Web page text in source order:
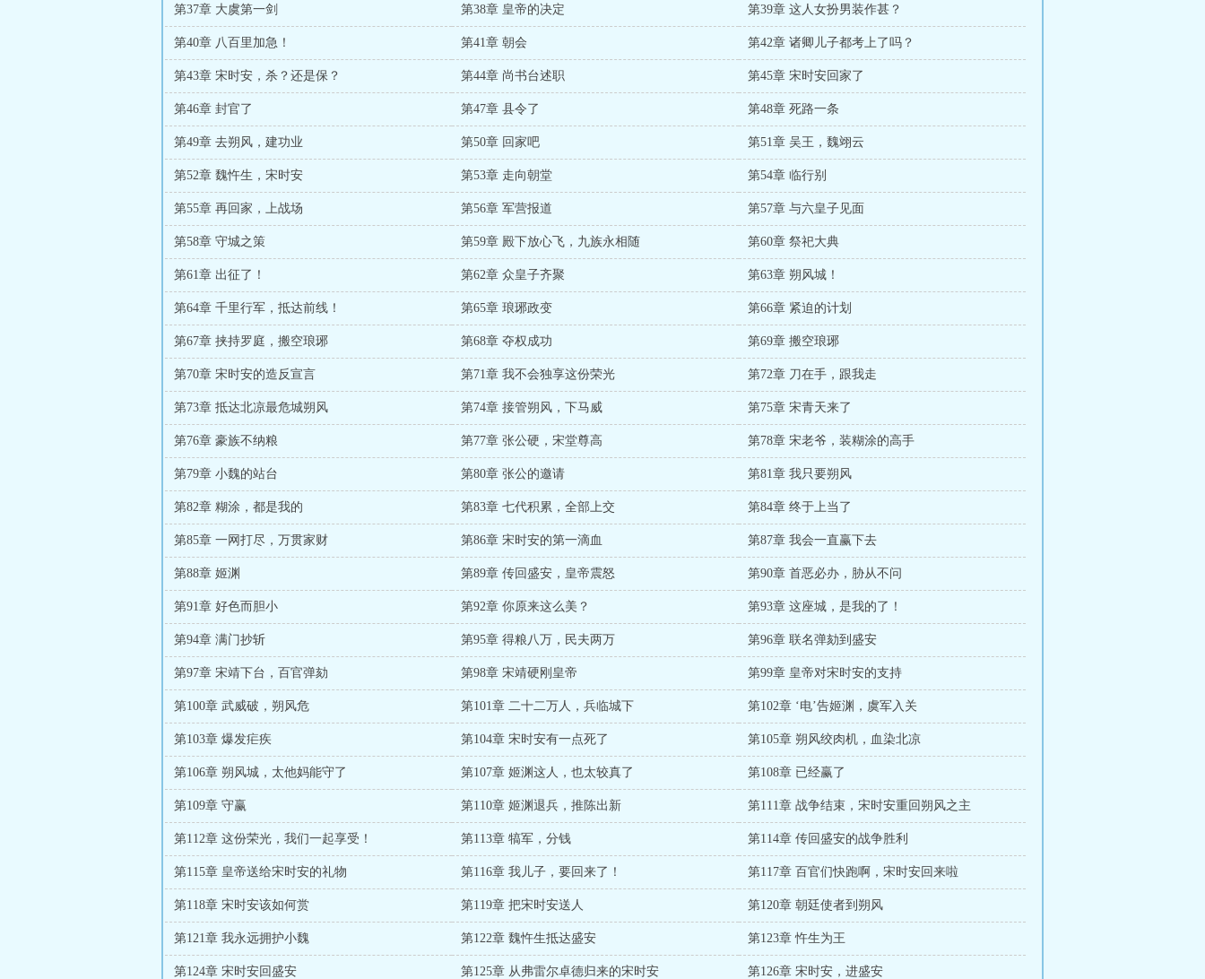
第37章 大虞第一剑 第38章 皇帝的决定 第39章 这人女扮男装作甚？
第40章 八百里加急！ 第41章 朝会 第42章 诸卿儿子都考上了吗？
第43章 宋时安，杀？还是保？ 第44章 尚书台述职 第45章 宋时安回家了
第46章 封官了 第47章 县令了 第48章 死路一条
第49章 去朔风，建功业 第50章 回家吧 第51章 吴王，魏翊云
第52章 魏忤生，宋时安 第53章 走向朝堂 第54章 临行别
第55章 再回家，上战场 第56章 军营报道 第57章 与六皇子见面
第58章 守城之策 第59章 殿下放心飞，九族永相随 第60章 祭祀大典
第61章 出征了！ 第62章 众皇子齐聚 第63章 朔风城！
第64章 千里行军，抵达前线！ 第65章 琅琊政变 第66章 紧迫的计划
第67章 挟持罗庭，搬空琅琊 第68章 夺权成功 第69章 搬空琅琊
第70章 宋时安的造反宣言 第71章 我不会独享这份荣光 第72章 刀在手，跟我走
第73章 抵达北凉最危城朔风 第74章 接管朔风，下马威 第75章 宋青天来了
第76章 豪族不纳粮 第77章 张公硬，宋堂尊高 第78章 宋老爷，装糊涂的高手
第79章 小魏的站台 第80章 张公的邀请 第81章 我只要朔风
第82章 糊涂，都是我的 第83章 七代积累，全部上交 第84章 终于上当了
第85章 一网打尽，万贯家财 第86章 宋时安的第一滴血 第87章 我会一直赢下去
第88章 姬渊 第89章 传回盛安，皇帝震怒 第90章 首恶必办，胁从不问
第91章 好色而胆小 第92章 你原来这么美？ 第93章 这座城，是我的了！
第94章 满门抄斩 第95章 得粮八万，民夫两万 第96章 联名弹劾到盛安
第97章 宋靖下台，百官弹劾 第98章 宋靖硬刚皇帝 第99章 皇帝对宋时安的支持
第100章 武威破，朔风危 第101章 二十二万人，兵临城下 第102章 ‘电’告姬渊，虞军入关
第103章 爆发疟疾 第104章 宋时安有一点死了 第105章 朔风绞肉机，血染北凉
第106章 朔风城，太他妈能守了 第107章 姬渊这人，也太较真了 第108章 已经赢了
第109章 守赢 第110章 姬渊退兵，推陈出新 第111章 战争结束，宋时安重回朔风之主
第112章 这份荣光，我们一起享受！ 第113章 犒军，分钱 第114章 传回盛安的战争胜利
第115章 皇帝送给宋时安的礼物 第116章 我儿子，要回来了！ 第117章 百官们快跑啊，宋时安回来啦
第118章 宋时安该如何赏 第119章 把宋时安送人 第120章 朝廷使者到朔风
第121章 我永远拥护小魏 第122章 魏忤生抵达盛安 第123章 忤生为王
第124章 宋时安回盛安 第125章 从弗雷尔卓德归来的宋时安 第126章 宋时安，进盛安